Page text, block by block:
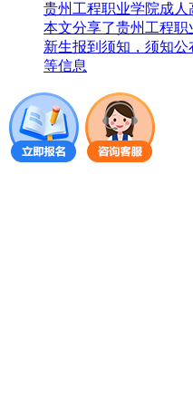
贵州工程职业学院成人
本文分享了贵州工程职
新生报到须知，须知
等信息